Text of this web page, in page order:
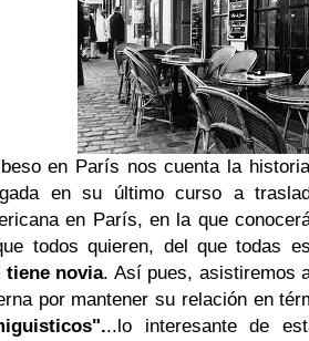
en París nos cuenta la
en su último curso a
en París, en la que
todos quieren, del que todas
tiene novia. Así pues, asistiremos
por mantener su relación en
..lo interesante de